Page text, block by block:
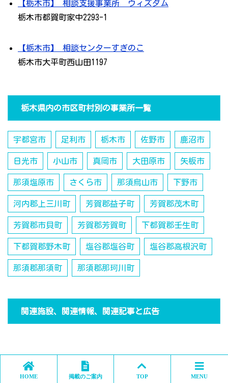
【栃木市】 相談支援事業所 ウィズダム
栃木市都賀町家中2293-1
【栃木市】 相談センターすぎのこ
栃木市大平町西山田1197
栃木県内の市区町村別の事業所一覧
宇都宮市 足利市 栃木市 佐野市 鹿沼市
日光市 小山市 真岡市 大田原市 矢板市
那須塩原市 さくら市 那須烏山市 下野市
河内郡上三川町 芳賀郡益子町 芳賀郡茂木町
芳賀郡市貝町 芳賀郡芳賀町 下都賀郡壬生町
下都賀郡野木町 塩谷郡塩谷町 塩谷郡高根沢町
那須郡那須町 那須郡那珂川町
関連施設、関連情報、関連記事と広告
HOME 掲載のご案内 TOP MENU